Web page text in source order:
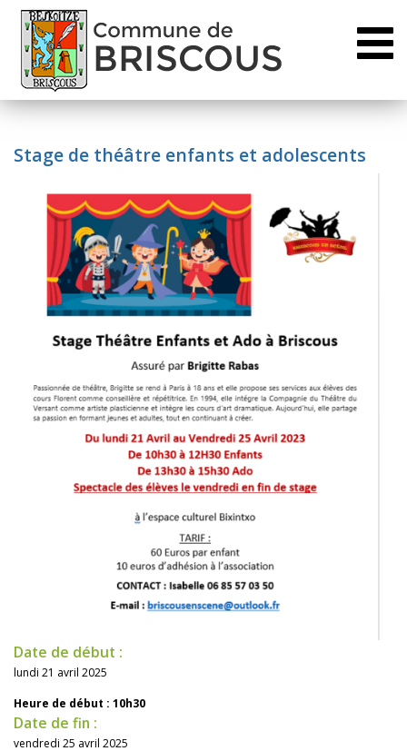
Stage de théâtre enfants et adolescents
Date de début :
lundi 21 avril 2025
Heure de début : 10h30
Date de fin :
vendredi 25 avril 2025